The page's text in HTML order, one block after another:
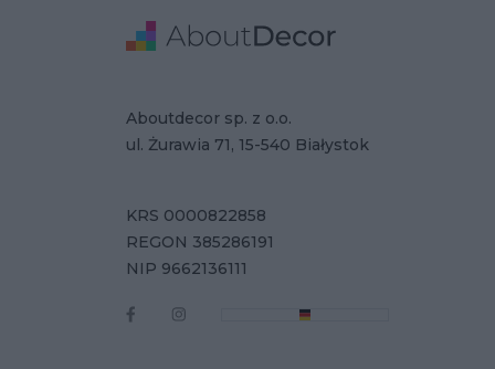
Adres
Aboutdecor sp. z o.o.
ul. Żurawia 71, 15-540 Białystok
Dane Firmy
KRS 0000822858
REGON 385286191
NIP 9662136111